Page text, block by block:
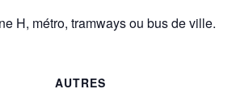
H, métro, tramways ou bus de ville.
AUTRES